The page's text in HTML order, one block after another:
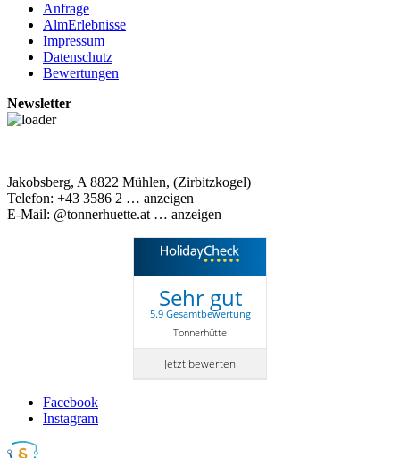
Anfrage
AlmErlebnisse
Impressum
Datenschutz
Bewertungen
Newsletter
Jakobsberg, A 8822 Mühlen, (Zirbitzkogel)
Telefon: +43 3586 2 … anzeigen
E-Mail: @tonnerhuette.at … anzeigen
Sehr gut
5.9 Gesamtbewertung
Tonnerhütte
Jetzt bewerten
Facebook
Instagram